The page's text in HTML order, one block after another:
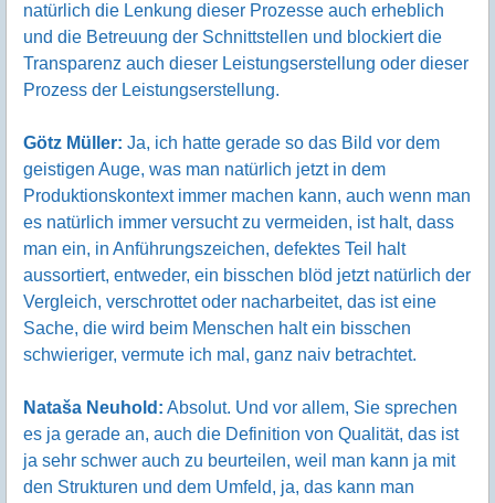
natürlich die Lenkung dieser Prozesse auch erheblich
und die Betreuung der Schnittstellen und blockiert die
Transparenz auch dieser Leistungserstellung oder dieser
Prozess der Leistungserstellung.
Götz Müller: Ja, ich hatte gerade so das Bild vor dem
geistigen Auge, was man natürlich jetzt in dem
Produktionskontext immer machen kann, auch wenn man
es natürlich immer versucht zu vermeiden, ist halt, dass
man ein, in Anführungszeichen, defektes Teil halt
aussortiert, entweder, ein bisschen blöd jetzt natürlich der
Vergleich, verschrottet oder nacharbeitet, das ist eine
Sache, die wird beim Menschen halt ein bisschen
schwieriger, vermute ich mal, ganz naiv betrachtet.
Nataša Neuhold: Absolut. Und vor allem, Sie sprechen
es ja gerade an, auch die Definition von Qualität, das ist
ja sehr schwer auch zu beurteilen, weil man kann ja mit
den Strukturen und dem Umfeld, ja, das kann man